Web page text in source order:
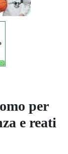
per
e reati